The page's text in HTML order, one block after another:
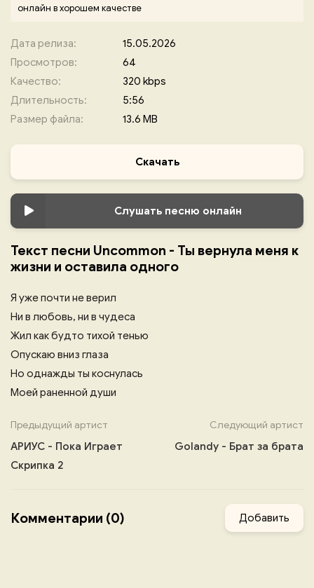
онлайн в хорошем качестве
Дата релиза:
15.05.2026
Просмотров:
64
Качество:
320 kbps
Длительность:
5:56
Размер файла:
13.6 MB
Скачать
Слушать песню онлайн
Текст песни Uncommon - Ты вернула меня к
жизни и оставила одного
Я уже почти не верил
Ни в любовь, ни в чудеса
Жил как будто тихой тенью
Опускаю вниз глаза
Но однажды ты коснулась
Моей раненной души
Предыдущий артист
АРИУС - Пока Играет
Скрипка 2
Следующий артист
Golandy - Брат за брата
Комментарии (0) Добавить